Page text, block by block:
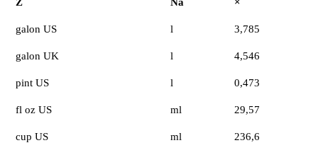
galon US l 3,785
galon UK l 4,546
pint US l 0,473
fl oz US ml 29,57
cup US ml 236,6